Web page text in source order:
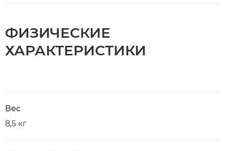
ФИЗИЧЕСКИЕ
ХАРАКТЕРИСТИКИ
Вес
8,5 кг